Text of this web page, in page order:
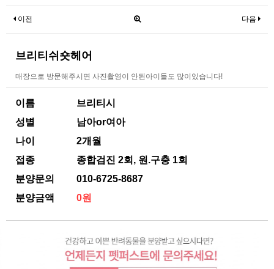
이전 다음
브리티쉬숏헤어
매장으로 방문해주시면 사진촬영이 안된아이들도 많이있습니다!
이름
브리티시
성별
남아or여아
나이
2개월
접종
종합검진 2회, 원.구충 1회
분양문의
010-6725-8687
분양금액
0원